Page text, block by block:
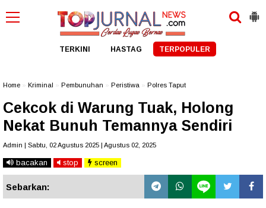
TERKINI HASTAG TERPOPULER
Home Kriminal Pembunuhan Peristiwa Polres Taput
Cekcok di Warung Tuak, Holong
Nekat Bunuh Temannya Sendiri
Admin | Sabtu, 02 Agustus 2025 | Agustus 02, 2025
bacakan stop screen
Sebarkan: